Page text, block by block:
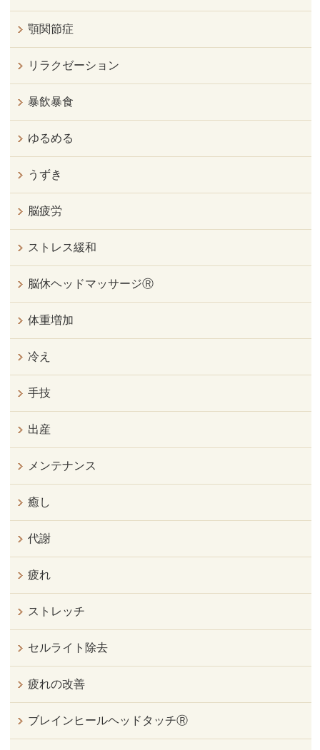
顎関節症
リラクゼーション
暴飲暴食
ゆるめる
うずき
脳疲労
ストレス緩和
脳休ヘッドマッサージⓇ
体重増加
冷え
手技
出産
メンテナンス
癒し
代謝
疲れ
ストレッチ
セルライト除去
疲れの改善
ブレインヒールヘッドタッチⓇ